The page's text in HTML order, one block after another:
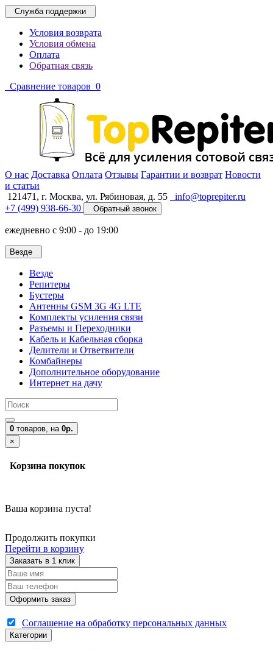
Служба поддержки
Условия возврата
Условия обмена
Оплата
Обратная связь
Сравнение товаров 0
O нас Доставка Оплата Отзывы Гарантии и возврат Новости
и статьи
121471, г. Москва, ул. Рябиновая, д. 55
info@toprepiter.ru
+7 (499) 938-66-30
Обратный звонок
ежедневно с 9:00 - до 19:00
Везде
Везде
Репитеры
Бустеры
Антенны GSM 3G 4G LTE
Комплекты усиления связи
Разъемы и Переходники
Кабель и Кабельная сборка
Делители и Ответвители
Комбайнеры
Дополнительное оборудование
Интернет на дачу
0 товаров, на 0р.
×
Корзина покупок
Ваша корзина пуста!
Продолжить покупки
Перейти в корзину
Заказать в 1 клик
Оформить заказ
Соглашение на обработку персональных данных
Категории